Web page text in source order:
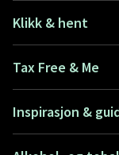
Klikk & hent
Tax Free & Me
Inspirasjon &